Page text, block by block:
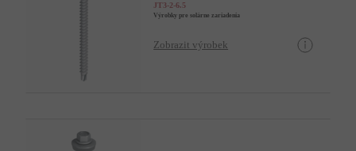
JT3-2-6.5
Výrobky pre solárne zariadenia
Zobrazit výrobek